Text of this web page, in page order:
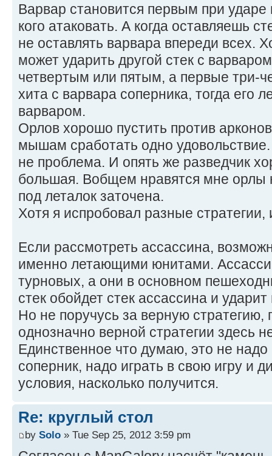
Варвар становится первым при ударе
кого атаковать. А когда оставляешь
не оставлять варвара впереди всех.
может ударить другой стек с
четвертым или пятым, а первые три-
хита с варвара соперника, тогда его
варваром.
Орлов хорошо пустить против
мышам сработать одно
не проблема. И опять же разведчик
большая. Вобщем нравятся мне орлы
под леталок заточена.
Хотя я испробовал разные стратегии,
Если рассмотреть ассассина,
именно летающими юнитами.
турновых, а они в основном
стек обойдет стек ассассина и
Но не поручусь за верную стратегию,
однозначно верной стратегии здесь
Единственное что думаю, это не надо
соперник, надо играть в свою игру и
условия, насколько получится.
Re: круглый стол
by Solo » Tue Sep 25, 2012 3:59 pm